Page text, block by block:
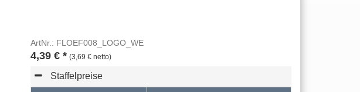
ArtNr.: FLOEF008_LOGO_WE
4,39 € * (3,69 € netto)
Staffelpreise